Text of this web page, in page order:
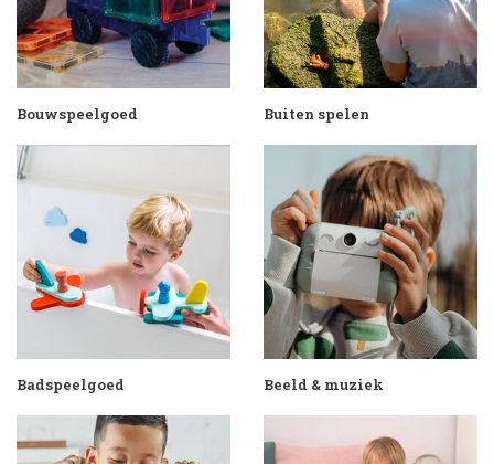
Bouwspeelgoed Buiten spelen
Badspeelgoed Beeld & muziek